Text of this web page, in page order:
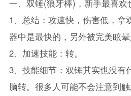
一、双锤(狼牙棒)，新手最喜欢
1、总结：攻速快，伤害低，拿
器中是最快的，另外被完美眩晕
2、加速技能：转。
3、技能细节：双锤其实也没有
脑转。很多人可能不会注意到